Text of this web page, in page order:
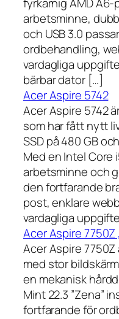
arbetsminne,
och USB 3.0
ordbehandling,
vardagliga
bärbar dator […]
Acer Aspire 5742
Acer Aspire 5742
som har fått nytt
SSD på 480 GB
Med en Intel Core
arbetsminne och
den fortfarande
post, enklare
vardagliga
Acer Aspire 7750Z
Acer Aspire
med stor
en mekanisk
Mint 22.3 ”Zena”
fortfarande för